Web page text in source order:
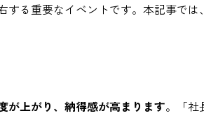
る重要なイベントです。本記事では
が上がり、納得感が高まります。「社